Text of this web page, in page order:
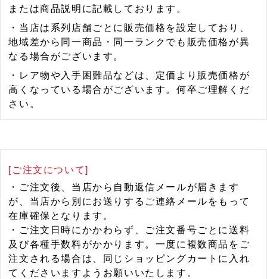
または商品説明に記載しております。
・当店は系列店舗ごとに販売価格を設定しており、
地域差から同一商品・同一ランクでも販売価格が異
なる場合がございます。
・レア物や入手困難品などは、定価より販売価格が
高くなっている場合がございます。何卒ご理解くだ
さい。
[ご注文について]
・ご注文後、当店から自動返信メールが届きます
が、当店から別にお送りするご連絡メールをもって
在庫確保となります。
・ご注文日時にかかわらず、ご注文番号ごとに送料
及び各種手数料がかかります。一度に複数商品をご
注文される場合は、同じショッピングカートに入れ
てくださいますようお願いいたします。